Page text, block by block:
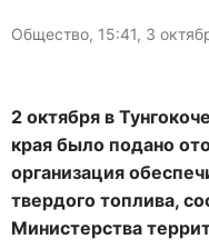
Общество, 15:41, 3
2 октября в
края было подано
организация
твердого топлива,
Министерства